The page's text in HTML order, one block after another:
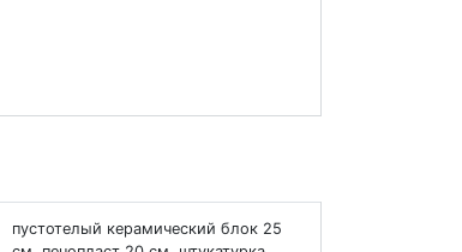
пустотелый керамический блок 25